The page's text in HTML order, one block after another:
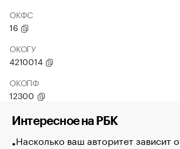
ОКФС
16
ОКОГУ
4210014
ОКОПФ
12300
Интересное на РБК
Насколько ваш авторитет зависит